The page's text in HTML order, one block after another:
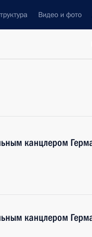
Видео и фото
канцлером
канцлером